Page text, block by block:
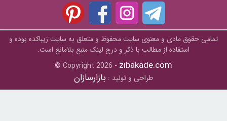
تمامی حقوق مادی و معنوی سایت محفوظ و متعلق به سايت زیباکده بوده و
استفاده از مطالب با ذکر و درج لینک منبع بلامانع است.
© Copyright 2026 - zibakade.com
طراحی و تولید : بازارسازان